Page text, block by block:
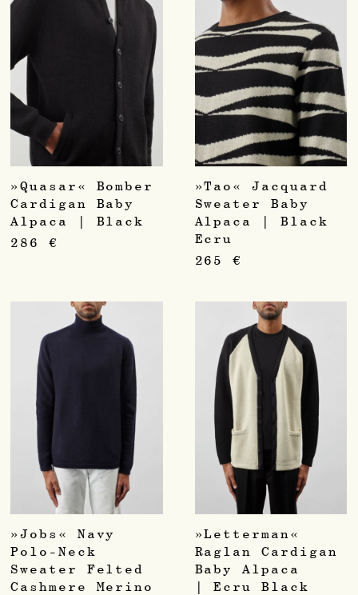
»Quasar« Bomber
Cardigan Baby
Alpaca | Black
286 €
»Tao« Jacquard
Sweater Baby
Alpaca | Black
Ecru
265€
»Jobs« Navy
Polo-Neck
Sweater Felted
Cashmere Merino
»Letterman«
Raglan Cardigan
Baby Alpaca
| Ecru Black